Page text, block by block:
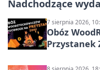
Nadchodzące
7 sierpnia 2026,
Obóz
Przystanek